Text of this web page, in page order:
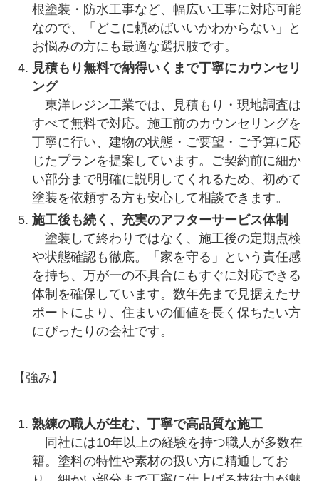
根塗装・防水工事など、幅広い工事に対応可能
なので、「どこに頼めばいいかわからない」と
お悩みの方にも最適な選択肢です。
見積もり無料で納得いくまで丁寧にカウンセリ
ング
東洋レジン工業では、見積もり・現地調査は
すべて無料で対応。施工前のカウンセリングを
丁寧に行い、建物の状態・ご要望・ご予算に応
じたプランを提案しています。ご契約前に細か
い部分まで明確に説明してくれるため、初めて
塗装を依頼する方も安心して相談できます。
施工後も続く、充実のアフターサービス体制
塗装して終わりではなく、施工後の定期点検
や状態確認も徹底。「家を守る」という責任感
を持ち、万が一の不具合にもすぐに対応できる
体制を確保しています。数年先まで見据えたサ
ポートにより、住まいの価値を長く保ちたい方
にぴったりの会社です。
【強み】
熟練の職人が生む、丁寧で高品質な施工
同社には10年以上の経験を持つ職人が多数在
籍。塗料の特性や素材の扱い方に精通してお